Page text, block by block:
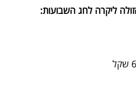
ליקרה לחג השבועות: